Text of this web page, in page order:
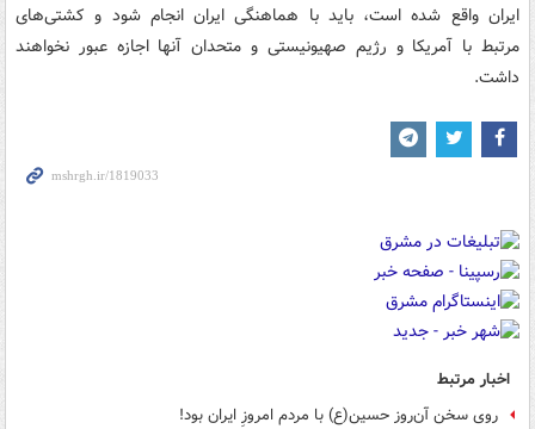
ایران واقع شده است، باید با هماهنگی ایران انجام شود و کشتی‌های
مرتبط با آمریکا و رژیم صهیونیستی و متحدان آنها اجازه عبور نخواهند
داشت.
اخبار مرتبط
روی سخن آن‌روز حسین(ع) با مردم امروزِ ایران بود!